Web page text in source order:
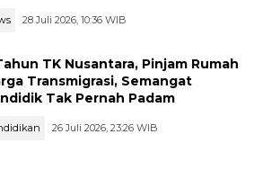
28 Juli 2026, 10:36 WIB
TK Nusantara, Pinjam Rumah
Transmigrasi, Semangat
Tak Pernah Padam
26 Juli 2026, 23:26 WIB